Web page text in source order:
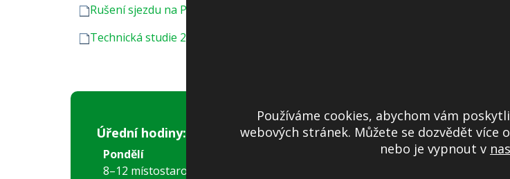
Rušení sjezdu na Prahu pod Všenorským mostem
Technická studie 2017
Úřední hodiny:
Pondělí
8–12 místostarostka
Další informace
Prohlášení o přístupnosti
Používáme cookies, abychom vám
webových stránek. Můžete se dozvědět více
nebo je vypnout v